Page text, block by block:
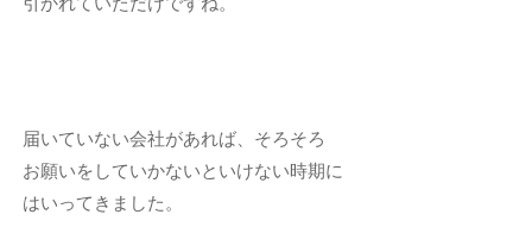
届いていない会社があれば、そろそろ
お願いをしていかないといけない時期に
はいってきました。